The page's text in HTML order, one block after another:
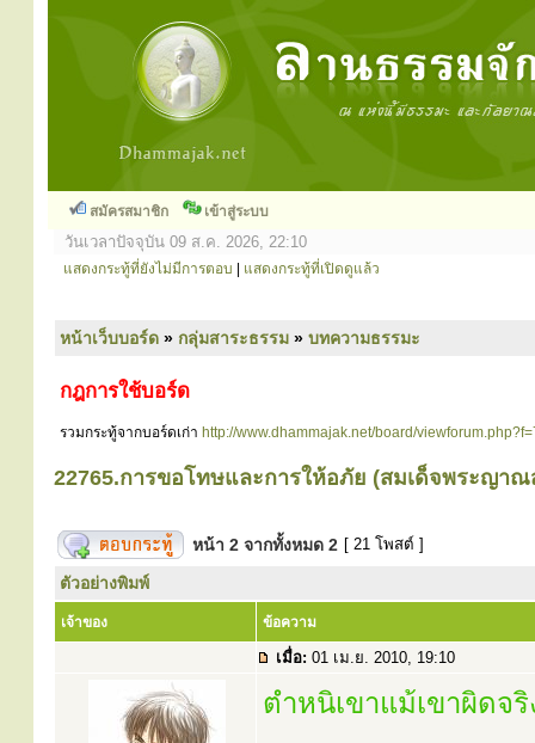
สมัครสมาชิก เข้าสู่ระบบ
วันเวลาปัจจุบัน 09 ส.ค. 2026, 22:10
แสดงกระทู้ที่ยังไม่มีการตอบ แสดงกระทู้ที่เปิดดูแล้ว
หน้าเว็บบอร์ด » กลุ่มสาระธรรม » บทความธรรมะ
กฎการใช้บอร์ด
รวมกระทู้จากบอร์ดเก่า http://www.dhammajak.net/board/
22765.การขอโทษและการให้อภัย (สมเด็จพระญาณ
หน้า 2 จากทั้งหมด 2 [ 21 โพสต์ ]
ตัวอย่างพิมพ์
เจ้าของ ข้อความ
เมื่อ: 01 เม.ย. 2010, 19:10
ตำหนิเขาแม้เขาผิดจ